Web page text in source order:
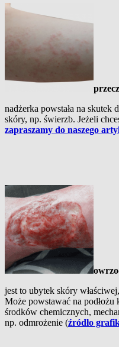
nadżerka powstała na skutek
skóry, np. świerzb. Jeżeli
zapraszamy do naszego
jest to ubytek skóry
Może powstawać na
środków chemicznych,
np. odmrożenie (źródło